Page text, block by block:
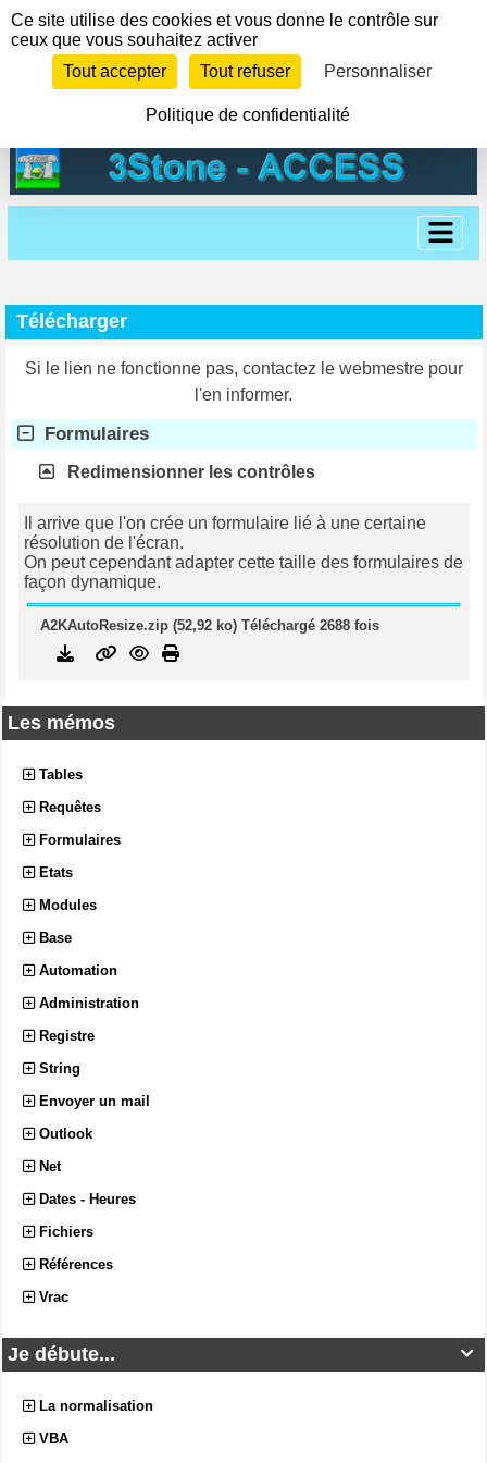
Les mémos
Tables
Requêtes
Formulaires
Etats
Modules
Base
Automation
Administration
Registre
String
Envoyer un mail
Outlook
Net
Dates - Heures
Fichiers
Références
Vrac

Je débute...
La normalisation
VBA
Télécharger
Si le lien ne fonctionne pas, contactez le webmestre pour
l'en informer.
Formulaires
Redimensionner les contrôles
Il arrive que l'on crée un formulaire lié à une certaine
résolution de l'écran.
On peut cependant adapter cette taille des formulaires de
façon dynamique.
A2KAutoResize.zip (52,92 ko) Téléchargé 2688 fois
Panneau de gestion des cookies
Ce site utilise des cookies et vous donne le contrôle sur
ceux que vous souhaitez activer
Tout accepter
Tout refuser Personnaliser
Politique de confidentialité